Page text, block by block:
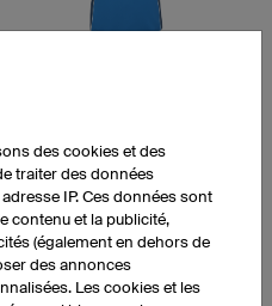
Sharp
des cookies et des
traiter des données
IP. Ces données sont
contenu et la publicité,
(également en dehors de
des annonces
Les cookies et les